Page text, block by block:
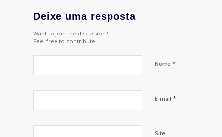
Deixe uma resposta
Want to join the discussion?
Feel free to contribute!
Nome *
E-mail *
Site